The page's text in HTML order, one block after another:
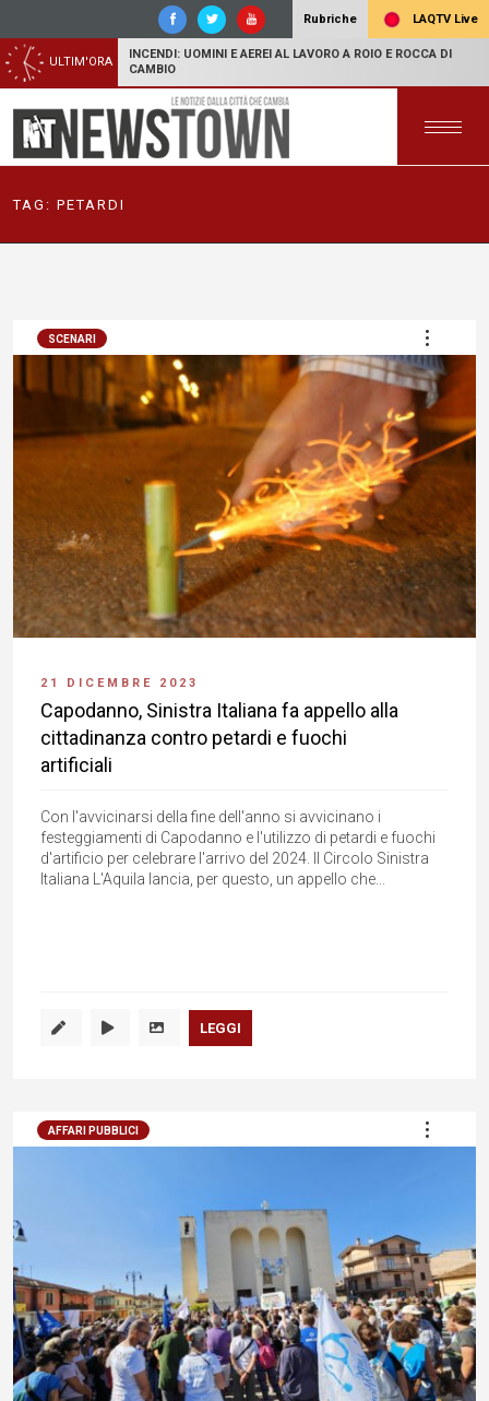
Rubriche LAQTV Live
ULTIM'ORA
INCENDI: UOMINI E AEREI AL LAVORO A ROIO E ROCCA DI
CAMBIO
TAG: PETARDI
SCENARI
21 DICEMBRE 2023
Capodanno, Sinistra Italiana fa appello alla
cittadinanza contro petardi e fuochi
artificiali
Con l'avvicinarsi della fine dell'anno si avvicinano i
festeggiamenti di Capodanno e l'utilizzo di petardi e fuochi
d'artificio per celebrare l'arrivo del 2024. Il Circolo Sinistra
Italiana L'Aquila lancia, per questo, un appello che...
LEGGI
AFFARI PUBBLICI